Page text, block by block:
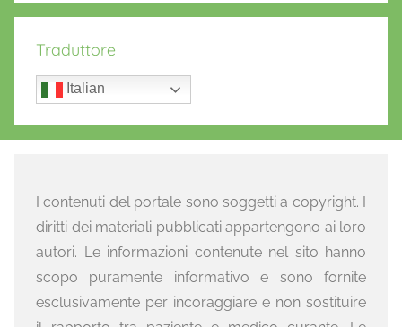
Traduttore
Italian
I contenuti del portale sono soggetti a copyright. I
diritti dei materiali pubblicati appartengono ai loro
autori. Le informazioni contenute nel sito hanno
scopo puramente informativo e sono fornite
esclusivamente per incoraggiare e non sostituire